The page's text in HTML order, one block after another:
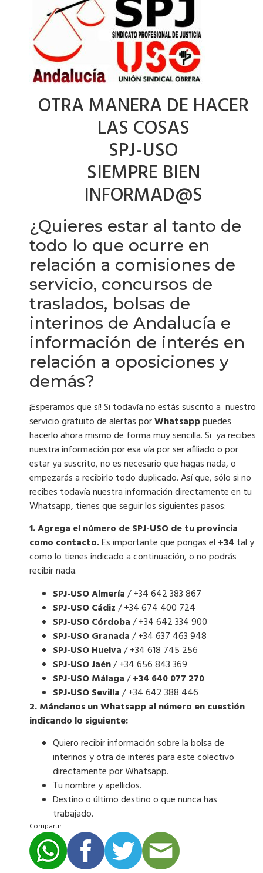
OTRA MANERA DE HACER
LAS COSAS
SPJ-USO
SIEMPRE BIEN
INFORMAD@S
¿Quieres estar al tanto de
todo lo que ocurre en
relación a comisiones de
servicio, concursos de
traslados, bolsas de
interinos de Andalucía e
información de interés en
relación a oposiciones y
demás?
¡Esperamos que sí! Si todavía no estás suscrito a nuestro
servicio gratuito de alertas porWhatsapppuedes
hacerlo ahora mismo de forma muy sencilla. Si ya recibes
nuestra información por esa vía por ser afiliado o por
estar ya suscrito, no es necesario que hagas nada, o
empezarás a recibirlo todo duplicado. Así que, sólo si no
recibes todavía nuestra información directamente en tu
Whatsapp, tienes que seguir los siguientes pasos:
1. Agrega el número de SPJ-USO de tu provincia
como contacto.Es importante que pongas el +34 tal y
como lo tienes indicado a continuación, o no podrás
recibir nada.
SPJ-USO Almería/ +34 642 383 867
SPJ-USO Cádiz/ +34 674 400 724
SPJ-USO Córdoba/ +34 642 334 900
SPJ-USO Granada/ +34 637 463 948
SPJ-USO Huelva/ +34 618 745 256
SPJ-USO Jaén/ +34 656 843 369
SPJ-USO Málaga/+34 640 077 270
SPJ-USO Sevilla/ +34 642 388 446
2. Mándanos un Whatsapp al número en cuestión
indicando lo siguiente:
Quiero recibir información sobre la bolsa de
interinos y otra de interés para este colectivo
directamente por Whatsapp.
Tu nombre y apellidos.
Destino o último destino o que nunca has
trabajado.
Compartir…